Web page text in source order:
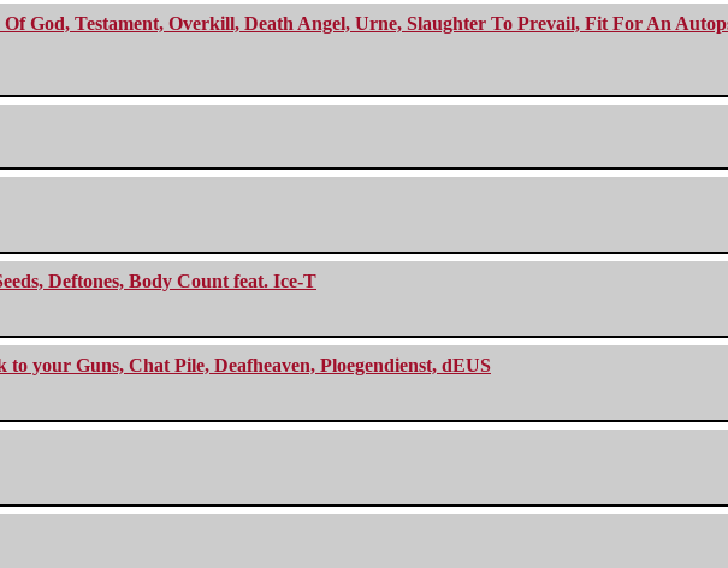
God, Testament, Overkill, Death Angel, Urne, Slaughter To Prevail, Fit For An
Deftones, Body Count feat. Ice-T
your Guns, Chat Pile, Deafheaven, Ploegendienst, dEUS